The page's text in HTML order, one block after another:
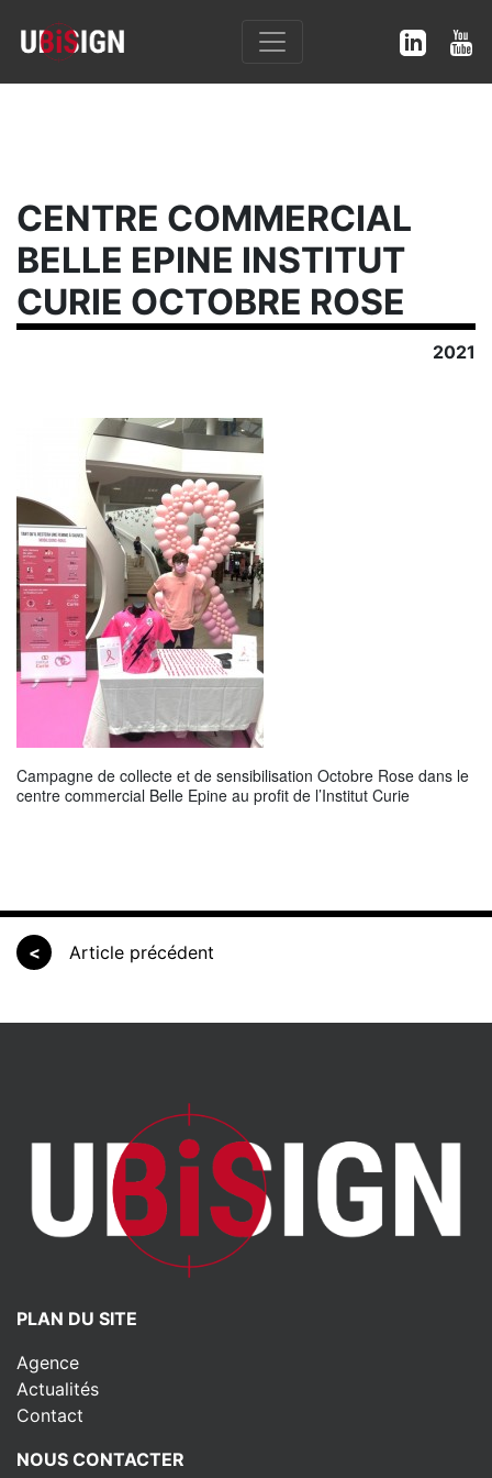
CENTRE COMMERCIAL
BELLE EPINE INSTITUT
CURIE OCTOBRE ROSE
2021
Campagne de collecte et de sensibilisation Octobre Rose dans le
centre commercial Belle Epine au profit de l’Institut Curie
< Article précédent
PLAN DU SITE
Agence
Actualités
Contact
NOUS CONTACTER